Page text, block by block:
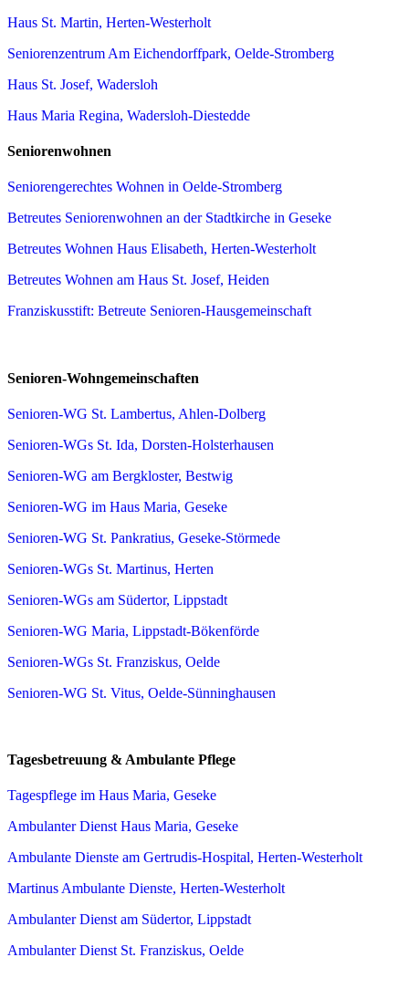
Haus St. Martin, Herten-Westerholt
Seniorenzentrum Am Eichendorffpark, Oelde-Stromberg
Haus St. Josef, Wadersloh
Haus Maria Regina, Wadersloh-Diestedde
Seniorenwohnen
Seniorengerechtes Wohnen in Oelde-Stromberg
Betreutes Seniorenwohnen an der Stadtkirche in Geseke
Betreutes Wohnen Haus Elisabeth, Herten-Westerholt
Betreutes Wohnen am Haus St. Josef, Heiden
Franziskusstift: Betreute Senioren-Hausgemeinschaft
Senioren-Wohngemeinschaften
Senioren-WG St. Lambertus, Ahlen-Dolberg
Senioren-WGs St. Ida, Dorsten-Holsterhausen
Senioren-WG am Bergkloster, Bestwig
Senioren-WG im Haus Maria, Geseke
Senioren-WG St. Pankratius, Geseke-Störmede
Senioren-WGs St. Martinus, Herten
Senioren-WGs am Südertor, Lippstadt
Senioren-WG Maria, Lippstadt-Bökenförde
Senioren-WGs St. Franziskus, Oelde
Senioren-WG St. Vitus, Oelde-Sünninghausen
Tagesbetreuung & Ambulante Pflege
Tagespflege im Haus Maria, Geseke
Ambulanter Dienst Haus Maria, Geseke
Ambulante Dienste am Gertrudis-Hospital, Herten-Westerholt
Martinus Ambulante Dienste, Herten-Westerholt
Ambulanter Dienst am Südertor, Lippstadt
Ambulanter Dienst St. Franziskus, Oelde